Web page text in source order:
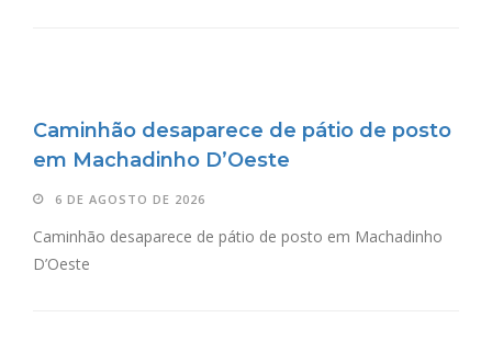
Caminhão desaparece de pátio de posto
em Machadinho D’Oeste
6 DE AGOSTO DE 2026
Caminhão desaparece de pátio de posto em Machadinho
D’Oeste